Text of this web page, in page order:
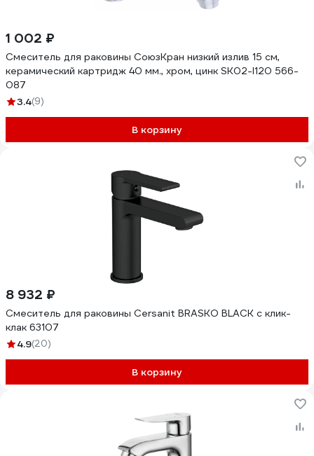
1 002 ₽
Смеситель для раковины СоюзКран низкий излив 15 см,
керамический картридж 40 мм., хром, цинк SK02-I120 566-
087
3.4(9)
В корзину
8 932 ₽
Смеситель для раковины Cersanit BRASKO BLACK с клик-
клак 63107
4.9(20)
В корзину